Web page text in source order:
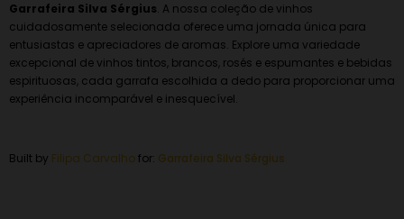
Garrafeira Silva Sérgius. A nossa coleção de vinhos
cuidadosamente selecionada oferece uma jornada única para
entusiastas e apreciadores de aromas. Explore uma variedade
excepcional de vinhos tintos, brancos, rosés e espumantes e bebidas
espirituosas, cada garrafa escolhida a dedo para proporcionar uma
experiência incomparável e inesquecível.
Built by Filipa Carvalhofor: Garrafeira Silva Sérgius